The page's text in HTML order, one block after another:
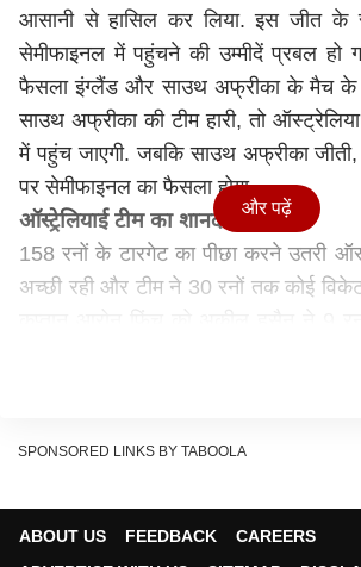
आसानी से हासिल कर लिया. इस जीत के
सेमीफाइनल में पहुंचने की उम्मीदें प्रबल हो
फैसला इंग्लैंड और साउथ अफ्रीका के मैच के
साउथ अफ्रीका की टीम हारी, तो
में पहुंच जाएगी. जबकि साउथ अफ्रीका
पर सेमीफाइनल का फैसला होगा.
ऑस्ट्रेलियाई टीम का शानदार प्रदर्शन
158 रनों के टारगेट का पीछा करने उतरी
अच्छी रही और टीम ने 30 रनों तक कोई विकेट
शिकार हो गए. दूसरी तरफ डेविड वॉर्नर ने 56
और पढ़ें
SPONSORED LINKS BY TABOOLA
ABOUT US FEEDBACK
CAREERS